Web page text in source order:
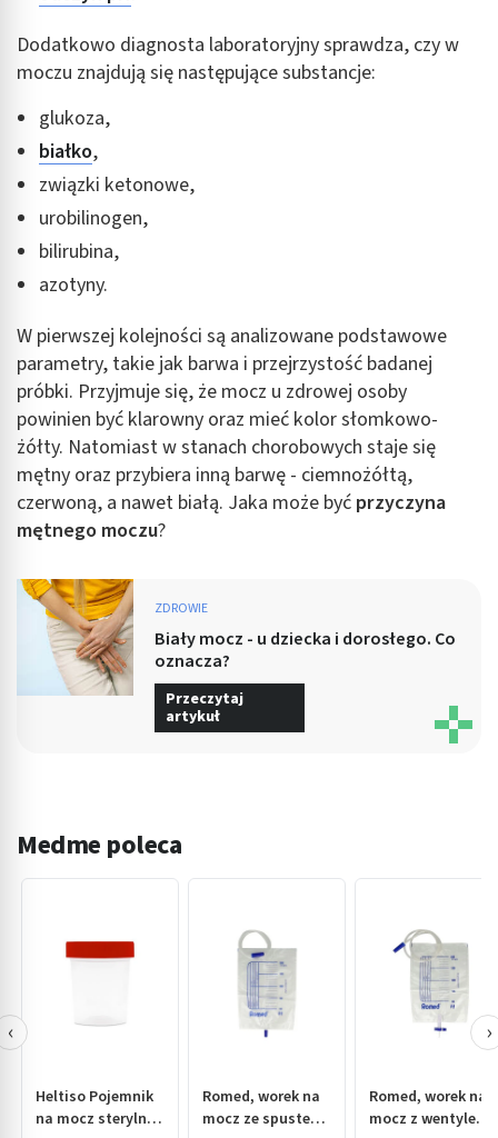
Dodatkowo diagnosta laboratoryjny sprawdza, czy w
moczu znajdują się następujące substancje:
glukoza,
białko,
związki ketonowe,
urobilinogen,
bilirubina,
azotyny.
W pierwszej kolejności są analizowane podstawowe
parametry, takie jak barwa i przejrzystość badanej
próbki. Przyjmuje się, że mocz u zdrowej osoby
powinien być klarowny oraz mieć kolor słomkowo-
żółty. Natomiast w stanach chorobowych staje się
mętny oraz przybiera inną barwę - ciemnożółtą,
czerwoną, a nawet białą. Jaka może być przyczyna
mętnego moczu?
ZDROWIE
Biały mocz - u dziecka i dorosłego. Co
oznacza?
Przeczytaj
artykuł
Medme poleca
Heltiso Pojemnik
na mocz sterylny,
Romed, worek na
mocz ze spustem,
Romed, worek na
mocz z wentylem i
‹ ›